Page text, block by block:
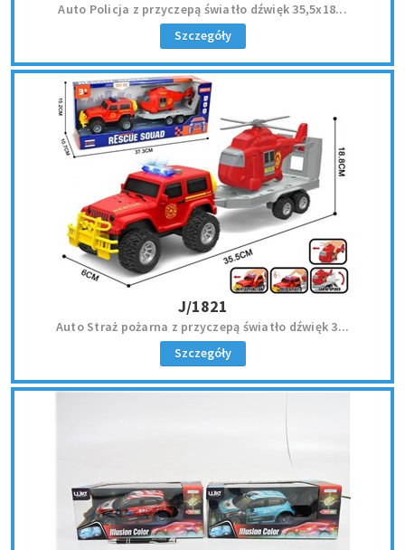
Auto Policja z przyczepą światło dźwięk 35,5x18...
Szczegóły
J/1821
Auto Straż pożarna z przyczepą światło dźwięk 3...
Szczegóły